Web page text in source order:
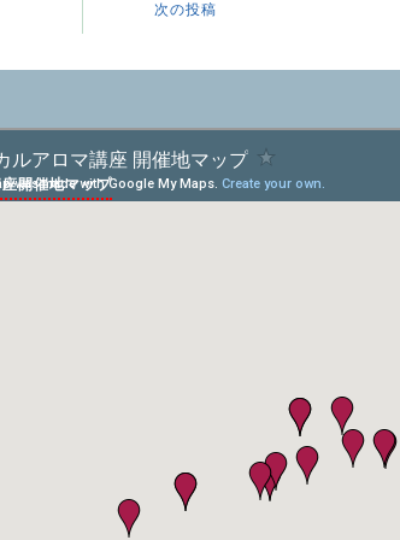
次の投稿
開催地マップ